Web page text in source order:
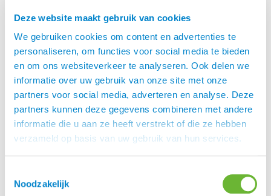
Deze website maakt gebruik van cookies
We gebruiken cookies om content en advertenties te
personaliseren, om functies voor social media te bieden
en om ons websiteverkeer te analyseren. Ook delen we
informatie over uw gebruik van onze site met onze
partners voor social media, adverteren en analyse. Deze
partners kunnen deze gegevens combineren met andere
informatie die u aan ze heeft verstrekt of die ze hebben
verzameld op basis van uw gebruik van hun services.
Noodzakelijk
binnenzool
Elastisch inzetstuk aan beide zijden voor een
individuele pasvorm
Ingebouwde 850 C stalen schacht voor
verbeterde stabiliteit
Stijgbeugelcontrolesysteem ingebouwd in de
buitenzool
Unisex model
Kleur: donkerbruin
rijlaarzen en schoenen